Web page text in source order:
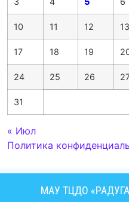
10 11 12 13
17 18 19
24 25 26
31
« Июл
Политика
МАУ ТЦДО